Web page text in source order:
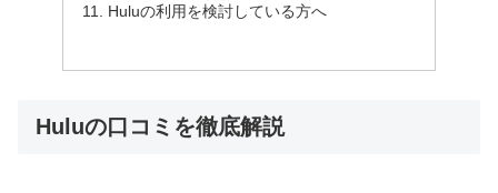
Huluの利用を検討している方へ
Huluの口コミを徹底解説